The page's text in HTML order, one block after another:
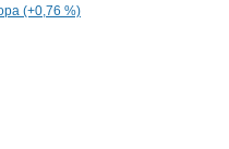
(+0,76 %)